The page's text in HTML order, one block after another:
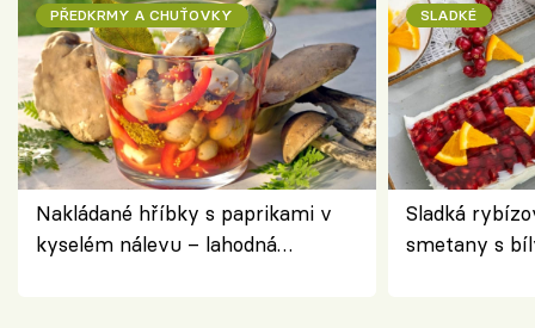
PŘEDKRMY A CHUŤOVKY
Nakládané hříbky s paprikami v
kyselém nálevu – lahodná
SLADKÉ
Sladká
smetany s